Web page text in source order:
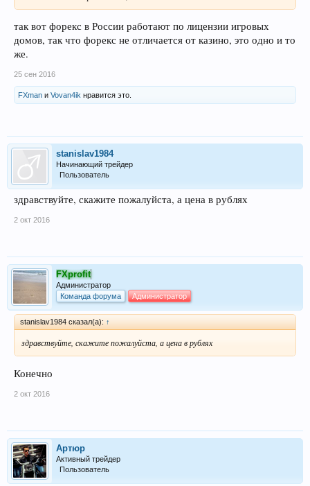
так вот форекс в России работают по лицензии игровых
домов, так что форекс не отличается от казино, это одно и то
же.
25 сен 2016
FXman и Vovan4ik нравится это.
stanislav1984
Начинающий трейдер
Пользователь
здравствуйте, скажите пожалуйста, а цена в рублях
2 окт 2016
FXprofit
Администратор
Команда форума
Администратор
stanislav1984 сказал(а): ↑
здравствуйте, скажите пожалуйста, а цена в рублях
Конечно
2 окт 2016
Артюр
Активный трейдер
Пользователь